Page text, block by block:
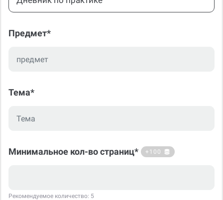
Предмет*
Тема*
Минимальное кол-во страниц* +100
Рекомендуемое количество: 5